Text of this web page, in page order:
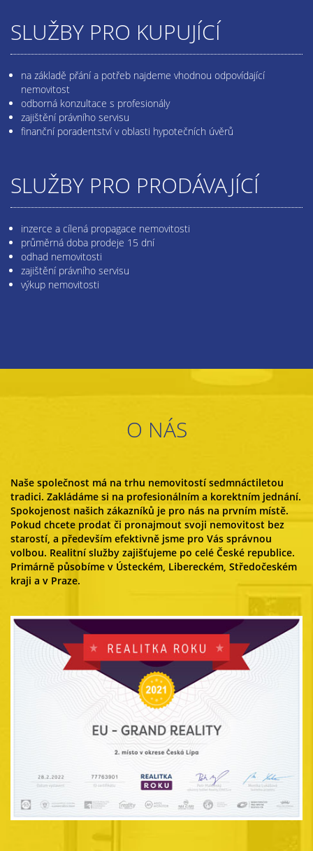
SLUŽBY PRO KUPUJÍCÍ
na základě přání a potřeb najdeme vhodnou odpovídající
nemovitost
odborná konzultace s profesionály
zajištění právního servisu
finanční poradentství v oblasti hypotečních úvěrů
SLUŽBY PRO PRODÁVAJÍCÍ
inzerce a cílená propagace nemovitosti
průměrná doba prodeje 15 dní
odhad nemovitosti
zajištění právního servisu
výkup nemovitosti
O NÁS
Naše společnost má na trhu nemovitostí sedmnáctiletou
tradici. Zakládáme si na profesionálním a korektním jednání.
Spokojenost našich zákazníků je pro nás na prvním místě.
Pokud chcete prodat či pronajmout svoji nemovitost bez
starostí, a především efektivně jsme pro Vás správnou
volbou. Realitní služby zajišťujeme po celé České republice.
Primárně působíme v Ústeckém, Libereckém, Středočeském
kraji a v Praze.